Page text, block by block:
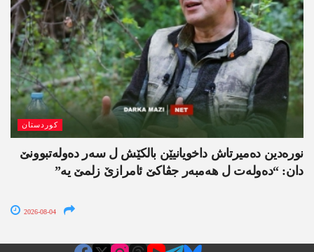
کوردستان
نورەدین دەمیرتاش داخویانیێن بالکێش ل سەر دەولەتبوونێ
دان: “دەولەت ل ھەمبەر جڤاکێ ئامرازێ زلمێ یە”
2026-08-04